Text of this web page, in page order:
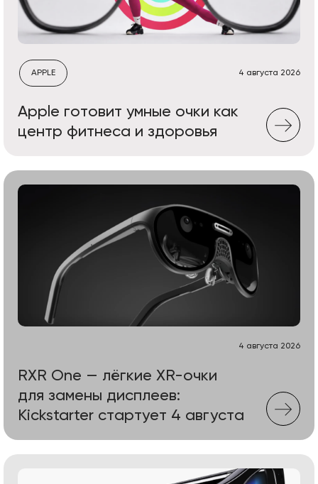
APPLE 4 августа 2026
Apple готовит умные очки как
центр фитнеса и здоровья
4 августа 2026
RXR One — лёгкие XR-очки
для замены дисплеев:
Kickstarter стартует 4 августа